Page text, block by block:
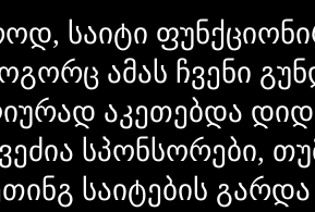
საიტი
ამას ჩვენი
აკეთებდა
სპონსორები,
საიტების